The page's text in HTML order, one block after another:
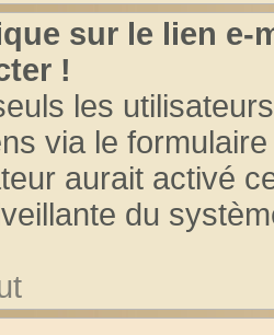
sur le lien e-
!
les
via le
aurait activé
du